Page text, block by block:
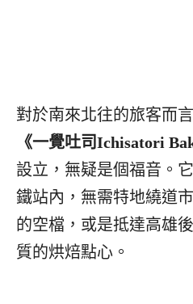
對於南來北往的旅客而
《一覺吐司Ichisatori
設立，無疑是個福音。
鐵站內，無需特地繞道
的空檔，或是抵達高雄
質的烘焙點心。